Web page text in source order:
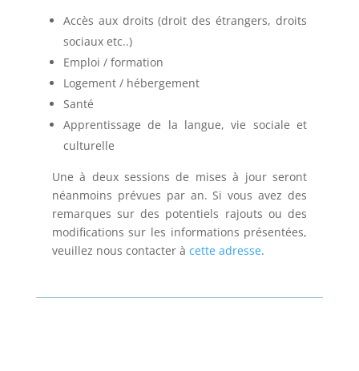
Accès aux droits (droit des étrangers, droits
sociaux etc..)
Emploi / formation
Logement / hébergement
Santé
Apprentissage de la langue, vie sociale et
culturelle
Une à deux sessions de mises à jour seront
néanmoins prévues par an. Si vous avez des
remarques sur des potentiels rajouts ou des
modifications sur les informations présentées,
veuillez nous contacter à cette adresse.